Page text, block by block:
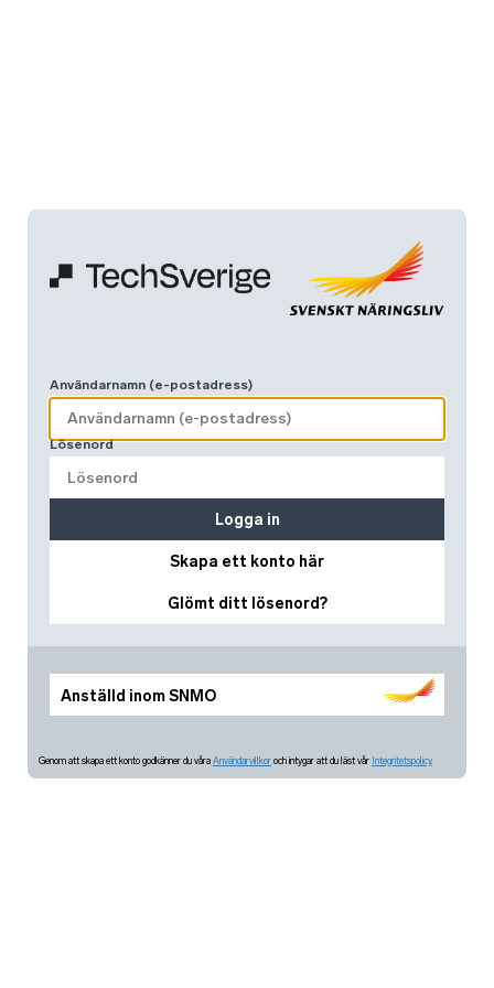
Anställd inom SNMO
Användarnamn (e-postadress)
Lösenord
Skapa ett konto här
Glömt ditt lösenord?
Logga in
Genom att skapa ett konto godkänner du våra Användarvillkor och intygar att du läst vår Integritetspolicy.